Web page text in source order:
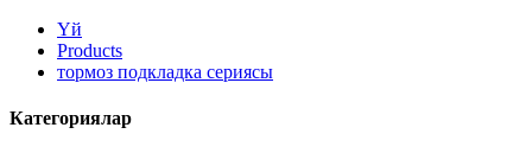
Үй
Products
тормоз подкладка сериясы
Категориялар